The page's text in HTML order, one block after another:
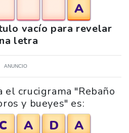
A
vacío para revelar
letra
ANUNCIO
el crucigrama "Rebaño
y bueyes" es:
C A D A